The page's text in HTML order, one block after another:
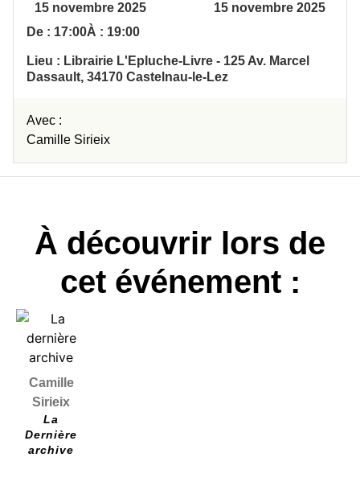
15 novembre 2025
15 novembre 2025
De : 17:00À : 19:00
Lieu : Librairie L'Epluche-Livre - 125 Av. Marcel
Dassault, 34170 Castelnau-le-Lez
Avec :
Camille Sirieix
À découvrir lors de
cet événement :
Camille
Sirieix
La
Dernière
archive